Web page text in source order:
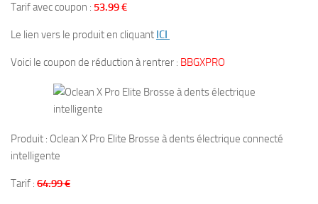
Tarif avec coupon : 53.99 €
Le lien vers le produit en cliquant ICI
Voici le coupon de réduction à rentrer : BBGXPRO
Produit : Oclean X Pro Elite Brosse à dents électrique connecté
intelligente
Tarif : 64.99 €